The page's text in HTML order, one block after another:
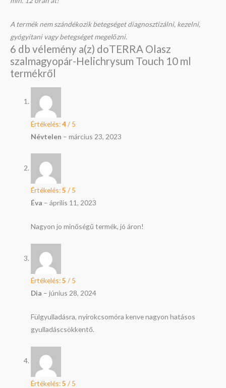
A termék nem szándékozik betegséget diagnosztizálni, kezelni,
gyógyítani vagy betegséget megelőzni.
6 db vélemény a(z) doTERRA Olasz
szalmagyopár-Helichrysum Touch 10 ml
termékről
Értékelés:4/ 5
Névtelen – március 23, 2023
Értékelés:5 / 5
Éva – április 11, 2023
Nagyon jo minőségű termék, jó áron!
Értékelés:5 / 5
Dia – június 28, 2024
Fülgyulladásra, nyirokcsomóra kenve nagyon hatásos
gyulladáscsökkentő.
Értékelés:5 / 5